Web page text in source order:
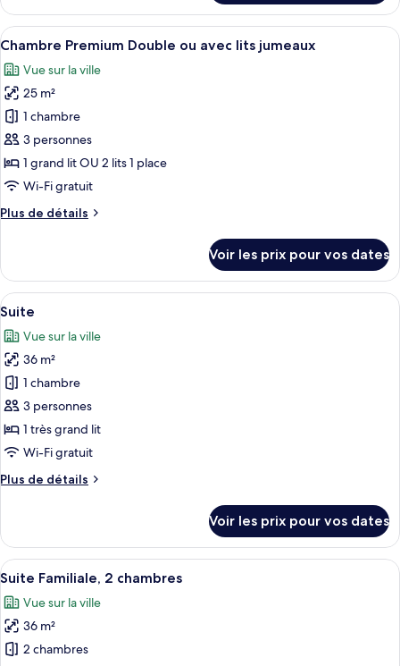
ou
avec
lits
jumeaux
le
type
de
Chambre
Deluxe
Double
ou
avec
lits
jumeaux
Afficher
toutes
les
photos
pour
ce
type
de
chambre :
Chambre
ou
avec
lits
jumeaux
Une chambre d’hôtel avec un lit, un
6
Chambre Premium Double ou avec lits jumeaux
Vue sur la ville
25 m²
1 chambre
3 personnes
1 grand lit OU 2 lits 1 place
Wi-Fi gratuit
Plus de détails
Plus
le
type
de
Chambre
Premium
Double
ou
avec
lits
jumeaux
Voir les prix pour vos dates
Afficher
toutes
les
photos
pour
ce
type
de
chambre :
Suite
Une chambre d’hôtel avec un
7
Suite
Vue sur la ville
36 m²
1 chambre
3 personnes
1 très grand lit
Wi-Fi gratuit
Plus de détails
Plus
le
type
de
Suite
Voir les prix pour vos dates
Afficher
toutes
les
photos
pour
Une chambre d’hôtel avec un grand
7
Suite Familiale, 2 chambres
Vue sur la ville
36 m²
2 chambres